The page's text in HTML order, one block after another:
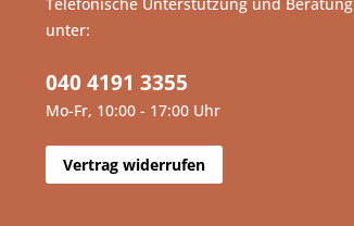
unter:
040 4191 3355
Mo-Fr, 10:00 - 17:00 Uhr
Vertrag widerrufen